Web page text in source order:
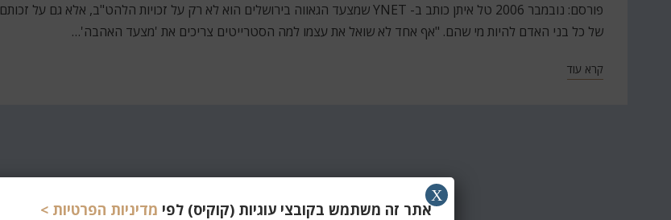
פורסם: נובמבר 2006 טל איתן כותב ב- YNET שמצעד הגאווה בירושלים הוא לא רק על זכויות הלהט"ב, אלא גם על זכותם
של כל בני האדם להיות מי שהם. "אף אחד לא שואל את עצמו למה הסטרייטים צריכים את 'מצעד האהבה'…
קרא עוד
אתר זה משתמש בקובצי עוגיות (קוקיס) לפי מדיניות הפרטיות >
X